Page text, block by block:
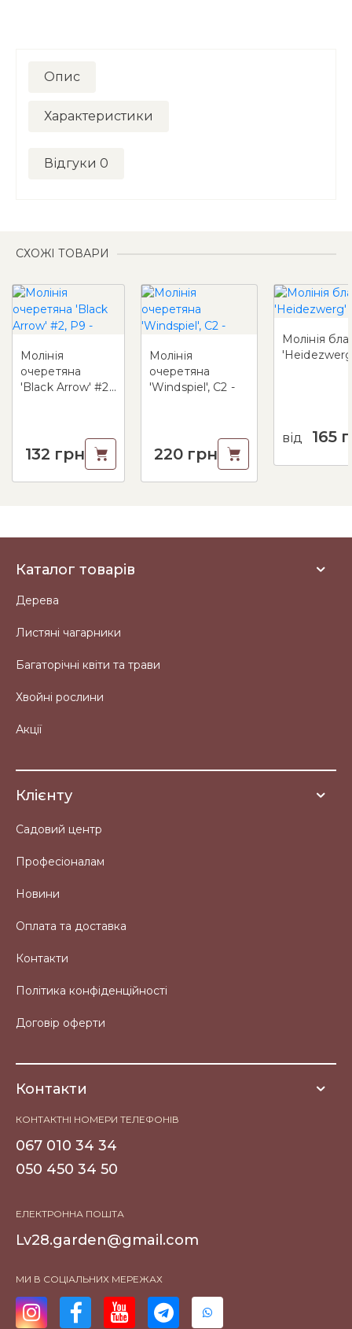
Опис
Характеристики
Відгуки 0
СХОЖІ ТОВАРИ
Молінія
очеретяна
'Black Arrow' #2,
132 грн
Молінія
очеретяна
'Windspiel', C2 -
220 грн
Молінія
від 165
Каталог товарів
Дерева
Листяні чагарники
Багаторічні квіти та трави
Хвойні рослини
Акції
Клієнту
Садовий центр
Професіоналам
Новини
Оплата та доставка
Контакти
Політика конфіденційності
Договір оферти
Контакти
КОНТАКТНІ НОМЕРИ ТЕЛЕФОНІВ
067 010 34 34
050 450 34 50
ЕЛЕКТРОННА ПОШТА
Lv28.garden@gmail.com
МИ В СОЦІАЛЬНИХ МЕРЕЖАХ